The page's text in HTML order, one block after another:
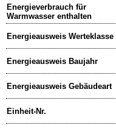
Energieverbrauch für
Warmwasser enthalten
Energieausweis Werteklasse
Energieausweis Baujahr
Energieausweis Gebäudeart
Einheit-Nr.